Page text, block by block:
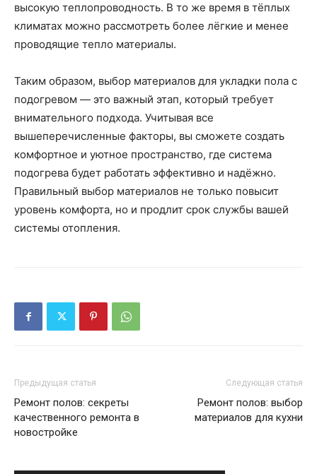
высокую теплопроводность. В то же время в тёплых
климатах можно рассмотреть более лёгкие и менее
проводящие тепло материалы.
Таким образом, выбор материалов для укладки пола с
подогревом — это важный этап, который требует
внимательного подхода. Учитывая все
вышеперечисленные факторы, вы сможете создать
комфортное и уютное пространство, где система
подогрева будет работать эффективно и надёжно.
Правильный выбор материалов не только повысит
уровень комфорта, но и продлит срок службы вашей
системы отопления.
Предыдущая статья
Ремонт полов: секреты
качественного ремонта в
новостройке
Следующая статья
Ремонт полов: выбор
материалов для кухни